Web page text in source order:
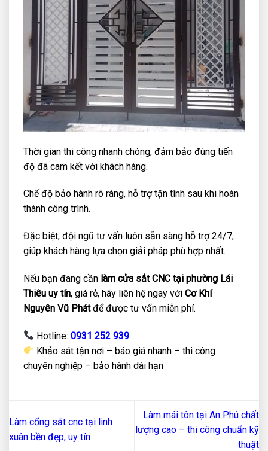
Thời gian thi công nhanh chóng, đảm bảo đúng tiến
độ đã cam kết với khách hàng.
Chế độ bảo hành rõ ràng, hỗ trợ tận tình sau khi hoàn
thành công trình.
Đặc biệt, đội ngũ tư vấn luôn sẵn sàng hỗ trợ 24/7,
giúp khách hàng lựa chọn giải pháp phù hợp nhất.
Nếu bạn đang cần làm cửa sắt CNC tại phường Lái
Thiêu uy tín, giá rẻ, hãy liên hệ ngay với Cơ Khí
Nguyên Vũ Phátđể được tư vấn miễn phí.
Hotline:0931 252 939
Khảo sát tận nơi – báo giá nhanh – thi công
chuyên nghiệp – bảo hành dài hạn
Làm cổng sắt cnc tại linh
xuân bền đẹp, uy tín
Làm mái tôn tại An Phú chất
lượng cao – thi công chuẩn kỹ
thuật